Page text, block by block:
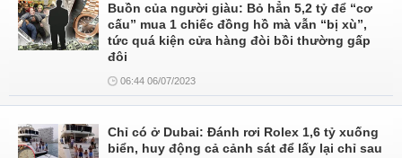
Buồn của người giàu: Bỏ hẳn 5,2 tỷ để “cơ
cấu” mua 1 chiếc đồng hồ mà vẫn “bị xù”,
tức quá kiện cửa hàng đòi bồi thường gấp
đôi
06:44 06/07/2023
Chỉ có ở Dubai: Đánh rơi Rolex 1,6 tỷ xuống
biển, huy động cả cảnh sát để lấy lại chỉ sau